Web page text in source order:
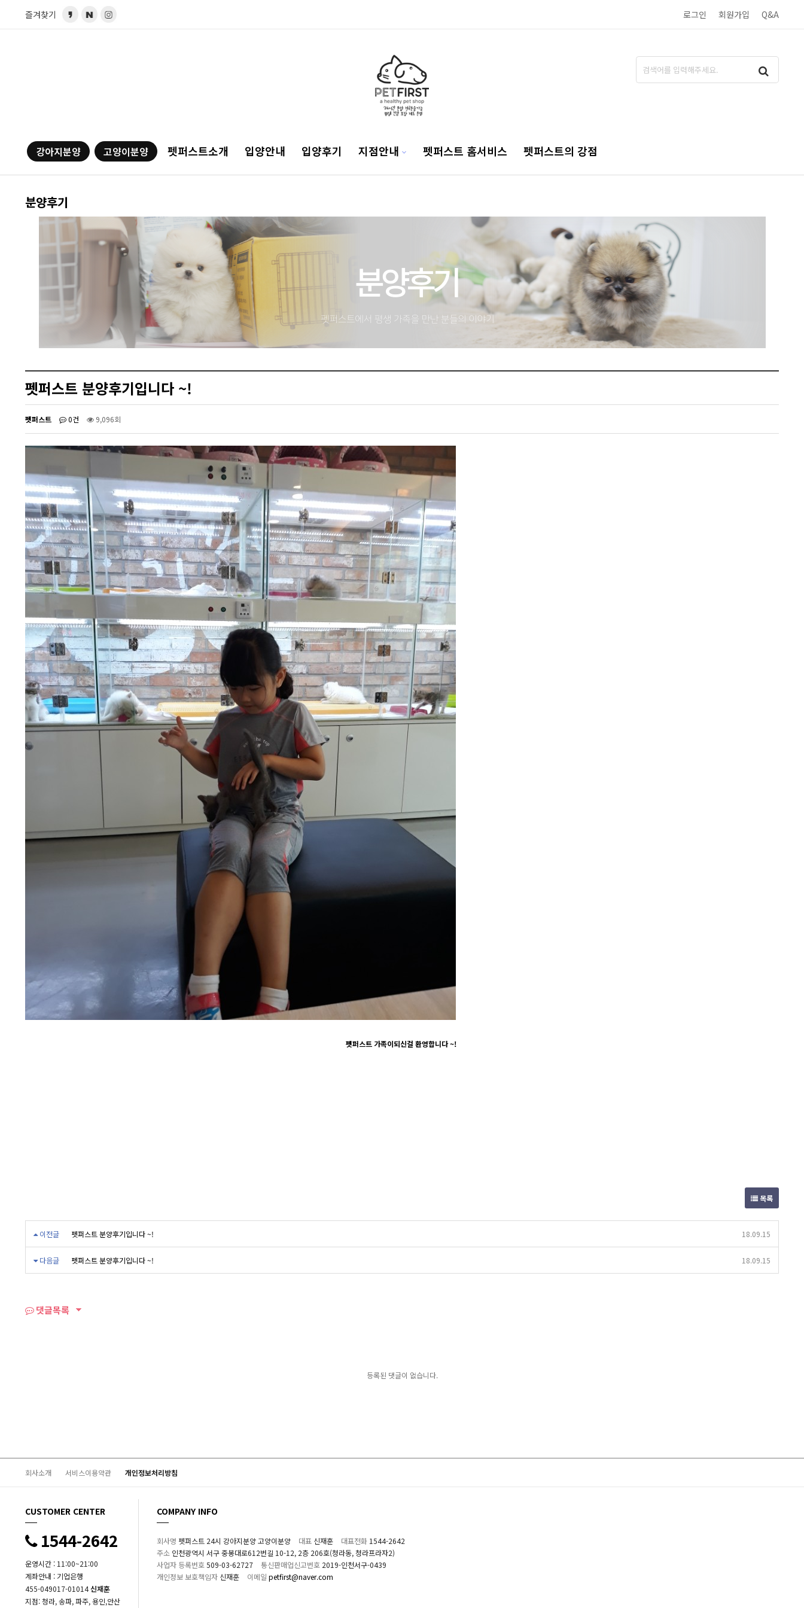
즐겨찾기 로그인 회원가입 Q&A
강아지분양 고양이분양 펫퍼스트소개 입양안내 입양후기 지점안내 펫퍼스트 홈서비스 펫퍼스트의 강점
분양후기
펫퍼스트 분양후기입니다 ~!
펫퍼스트 0건 9,096회
​펫퍼스트 가족이되신걸 환영합니다 ~!
목록
이전글 펫퍼스트 분양후기입니다 ~! 18.09.15
다음글 펫퍼스트 분양후기입니다 ~! 18.09.15
댓글목록
등록된 댓글이 없습니다.
회사소개 서비스이용약관 개인정보처리방침
CUSTOMER CENTER
1544-2642
운영시간 : 11:00~21:00
계좌안내 : 기업은행
455-049017-01014신재훈
지점: 청라, 송파, 파주, 용인,안산
COMPANY INFO
회사명 펫퍼스트 24시 강아지분양 고양이분양 대표 신재훈 대표전화 1544-2642
주소 인천광역시 서구 중봉대로612번길 10-12, 2층 206호(청라동, 청라프라자2)
사업자 등록번호509-03-62727 통신판매업신고번호 2019-인천서구-0439
개인정보 보호책임자 신재훈 이메일 petfirst@naver.com